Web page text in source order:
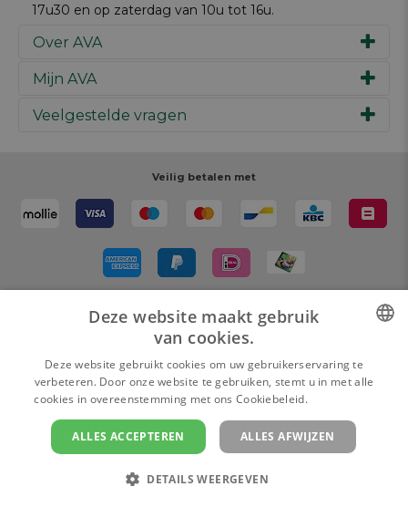
Over AVA
Ons verhaal
Werken bij AVA
Mijn AVA
Inspiratie
Review schrijven
Veelgestelde vragen
Je retour
Terugroepacties
17u30 en op zaterdag van 10u tot 16u.
Veilig betalen met
Bezorgd door
Cookie instellingen Privacy policy
Algemene verkoopsvoorwaarden
DUTCH
Deze website maakt gebruik
van cookies.
Deze website gebruikt cookies om uw gebruikerservaring te
verbeteren. Door onze website te gebruiken, stemt u in met alle
cookies in overeenstemming met ons Cookiebeleid.
ALLES ACCEPTEREN ALLES AFWIJZEN
DETAILS WEERGEVEN